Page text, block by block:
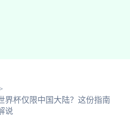
界杯仅限中国大陆？这份指南
说